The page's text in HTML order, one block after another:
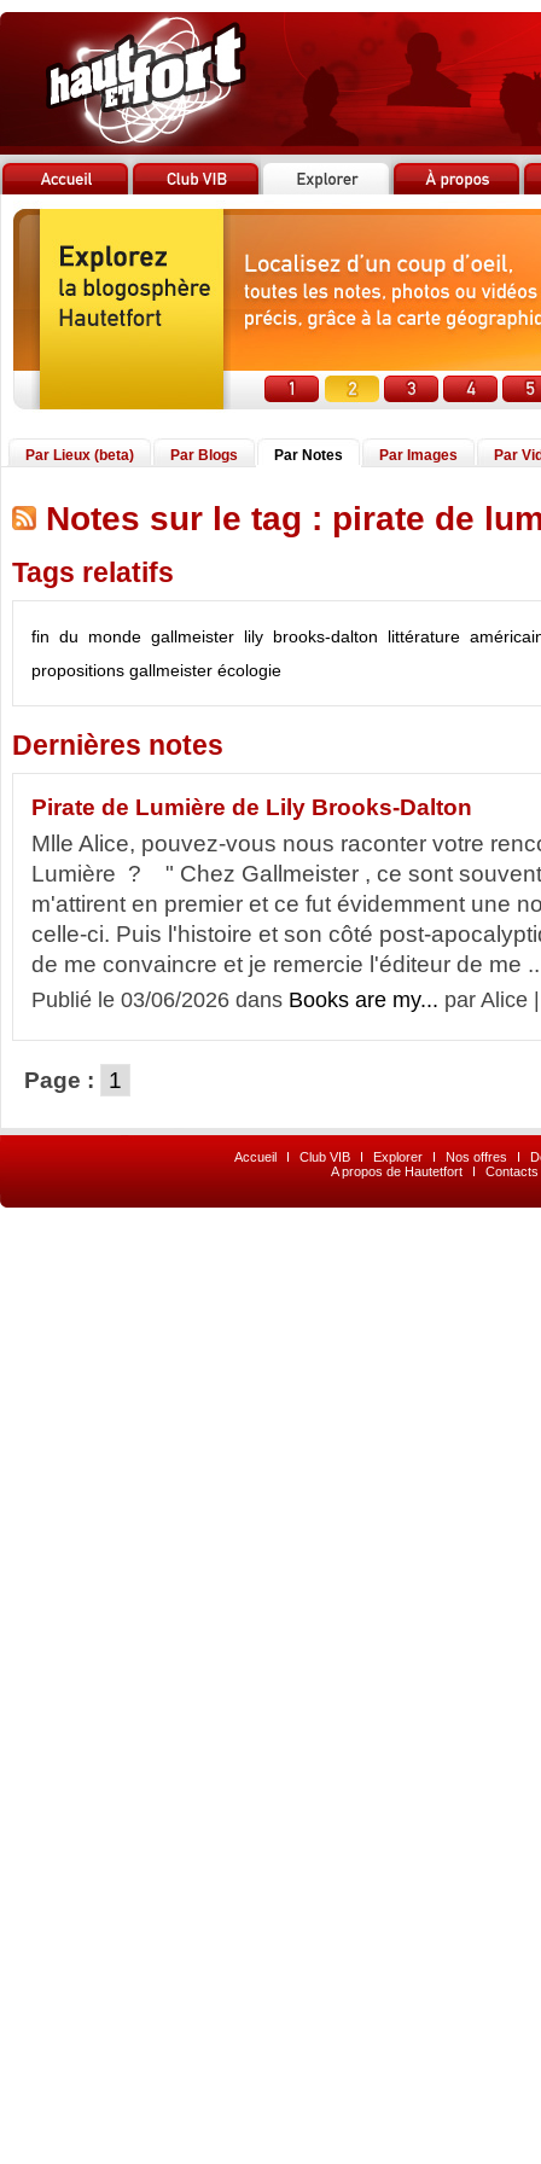
Par Lieux (beta) Par Blogs Par Notes Par Images Par
Notes sur le tag : pirate de
Tags relatifs
fin du monde gallmeister lily brooks-dalton
littérature
propositions gallmeister écologie
Dernières notes
Pirate de Lumière de Lily Brooks-Dalton
Mlle Alice, pouvez-vous nous raconter votre
Lumière ? " Chez Gallmeister , ce sont
m'attirent en premier et ce fut évidemment une
celle-ci. Puis l'histoire et son côté post-
de me convaincre et je remercie l'éditeur de me
Publié le 03/06/2026 dans Books are my... par Alice
Page : 1
Accueil I Club VIB I Explorer I Nos offres I
A propos de Hautetfort
I Contacts